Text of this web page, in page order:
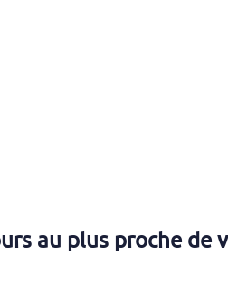
au plus proche de